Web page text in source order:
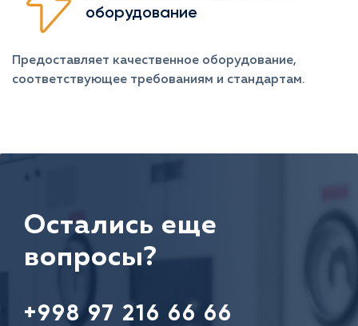
оборудование
Предоставляет качественное оборудование,
соответствующее требованиям и стандартам.
Остались еще
вопросы?
+998 97 216 66 66